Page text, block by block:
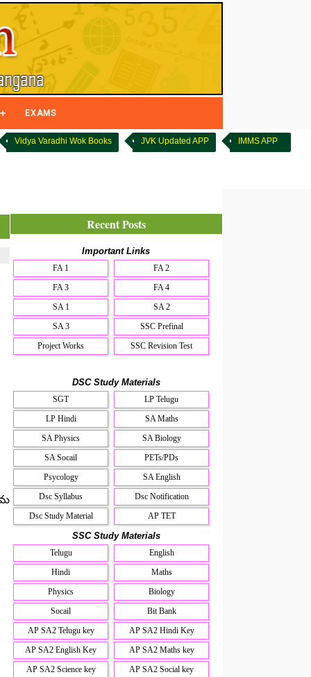
EXAMS
Vidya Varadhi Wok Books JVK Updated APP IMMS APP
Recent Posts
Important Links
FA 1
FA 2
FA 3
FA 4
SA 1
SA 2
SA 3
SSC Prefinal
Project Works
SSC Revision Test
DSC Study Materials
SGT
LP Telugu
LP Hindi
SA Maths
SA Physics
SA Biology
SA Socail
PETs/PDs
Psycology
SA English
Dsc Syllabus
Dsc Notification
Dsc Study Material
AP TET
SSC Study Materials
Telugu
English
Hindi
Maths
Physics
Biology
Socail
Bit Bank
AP SA2 Telugu key
AP SA2 Hindi Key
AP SA2 English Key
AP SA2 Maths key
AP SA2 Science key
AP SA2 Social key